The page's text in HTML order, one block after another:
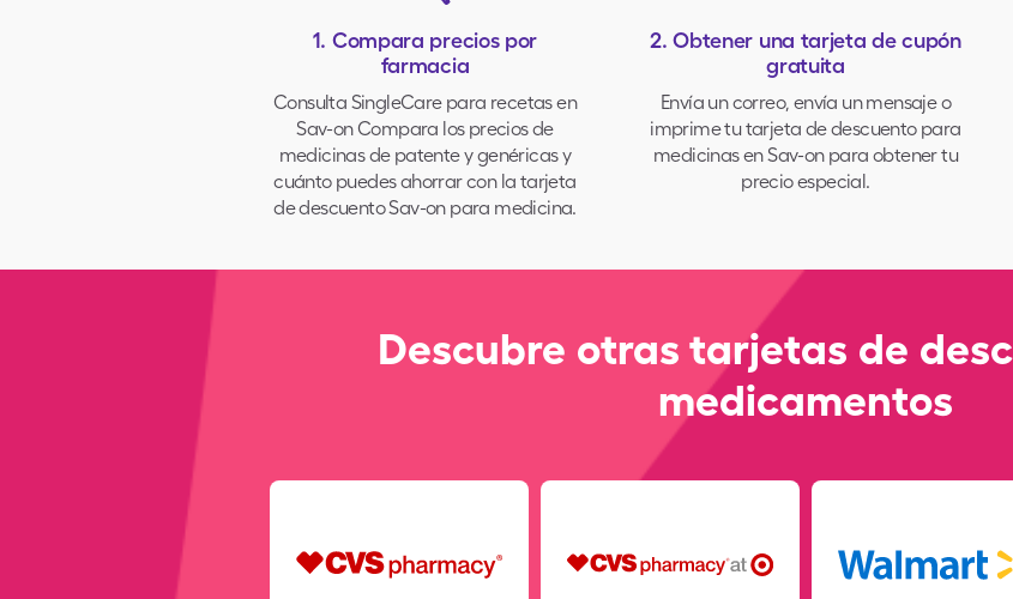
1. Compara precios por
farmacia
Consulta SingleCare para recetas en
Sav-on Compara los precios de
medicinas de patente y genéricas y
cuánto puedes ahorrar con la tarjeta
de descuento Sav-on para medicina.
2.Obtener una tarjeta de cupón
gratuita
Envía un correo, envía un mensaje o
imprime tu tarjeta de descuento para
medicinas en Sav-on para obtener tu
precio especial.
Descubre otras tarjetas de
medicamentos